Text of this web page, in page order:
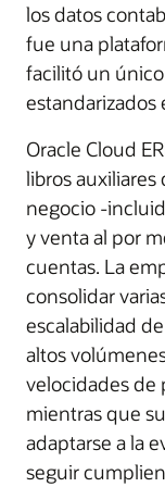
los datos
fue una
facilitó un
estandarizados
Oracle Cloud
libros
negocio -
y venta al por
cuentas. La
consolidar
escalabilidad
altos
velocidades de
mientras que
adaptarse a la
seguir